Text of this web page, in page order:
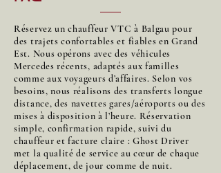
Réservez un chauffeur VTC à Balgau pour
des trajets confortables et fiables en Grand
Est. Nous opérons avec des véhicules
Mercedes récents, adaptés aux familles
comme aux voyageurs d’affaires. Selon vos
besoins, nous réalisons des transferts longue
distance, des navettes gares/aéroports ou des
mises à disposition à l’heure. Réservation
simple, confirmation rapide, suivi du
chauffeur et facture claire : Ghost Driver
met la qualité de service au cœur de chaque
déplacement, de jour comme de nuit.